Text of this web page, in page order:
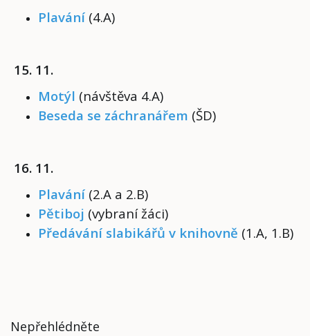
Plavání (4.A)
15. 11.
Motýl (návštěva 4.A)
Beseda se záchranářem (ŠD)
16. 11.
Plavání (2.A a 2.B)
Pětiboj (vybraní žáci)
Předávání slabikářů v knihovně (1.A, 1.B)
Nepřehlédněte